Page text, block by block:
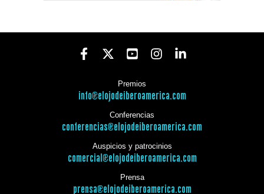
Premios
info@elojodeiberoamerica.com
Conferencias
conferencias@elojodeiberoamerica.com
Auspicios y patrocinios
comercial@elojodeiberoamerica.com
Prensa
prensa@elojodeiberoamerica.com